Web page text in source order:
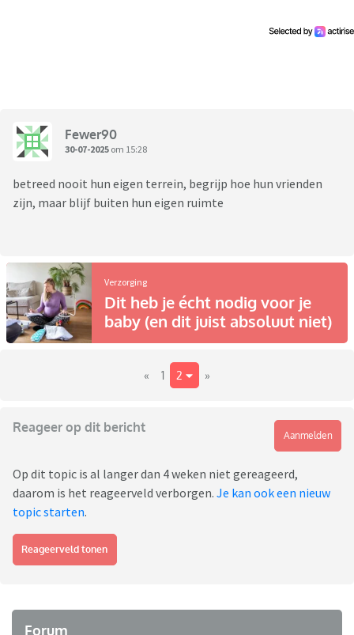
Fewer90
30-07-2025 om 15:28
betreed nooit hun eigen terrein, begrijp hoe hun vrienden
zijn, maar blijf buiten hun eigen ruimte
Verzorging
Dit heb je écht nodig voor je
baby (en dit juist absoluut niet)
« 1 2 »
Reageer op dit bericht
Aanmelden
Op dit topic is al langer dan 4 weken niet gereageerd,
daarom is het reageerveld verborgen. Je kan ook een nieuw
topic starten.
Reageerveld tonen
Forum